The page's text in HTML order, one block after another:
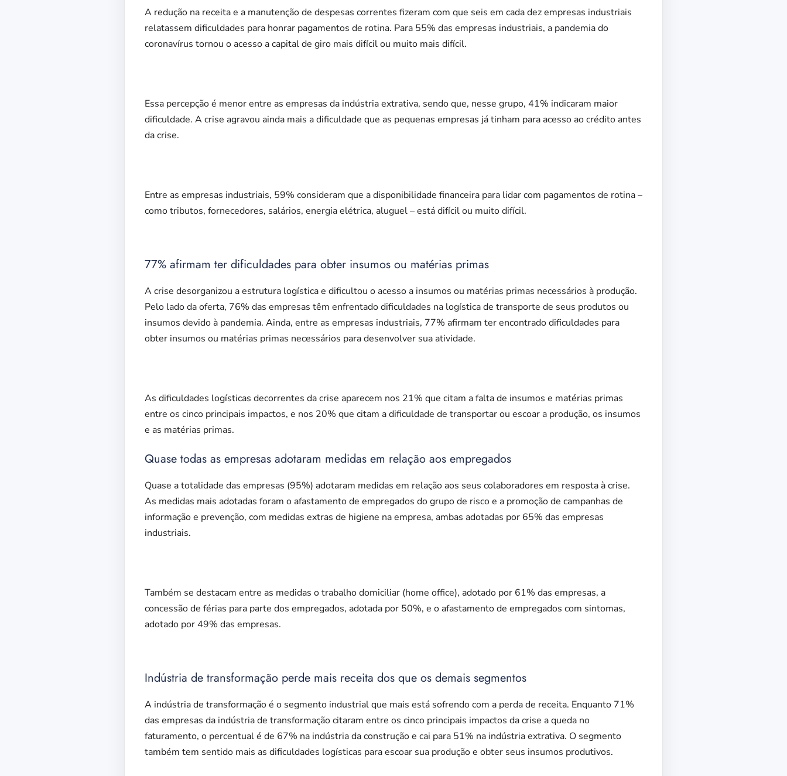
A redução na receita e a manutenção de despesas correntes fizeram com que seis em cada dez empresas industriais
relatassem dificuldades para honrar pagamentos de rotina. Para 55% das empresas industriais, a pandemia do
coronavírus tornou o acesso a capital de giro mais difícil ou muito mais difícil.
Essa percepção é menor entre as empresas da indústria extrativa, sendo que, nesse grupo, 41% indicaram maior
dificuldade. A crise agravou ainda mais a dificuldade que as pequenas empresas já tinham para acesso ao crédito antes
da crise.
Entre as empresas industriais, 59% consideram que a disponibilidade financeira para lidar com pagamentos de rotina –
como tributos, fornecedores, salários, energia elétrica, aluguel – está difícil ou muito difícil.
77% afirmam ter dificuldades para obter insumos ou matérias primas
A crise desorganizou a estrutura logística e dificultou o acesso a insumos ou matérias primas necessários à produção.
Pelo lado da oferta, 76% das empresas têm enfrentado dificuldades na logística de transporte de seus produtos ou
insumos devido à pandemia. Ainda, entre as empresas industriais, 77% afirmam ter encontrado dificuldades para
obter insumos ou matérias primas necessários para desenvolver sua atividade.
As dificuldades logísticas decorrentes da crise aparecem nos 21% que citam a falta de insumos e matérias primas
entre os cinco principais impactos, e nos 20% que citam a dificuldade de transportar ou escoar a produção, os insumos
e as matérias primas.
Quase todas as empresas adotaram medidas em relação aos empregados
Quase a totalidade das empresas (95%) adotaram medidas em relação aos seus colaboradores em resposta à crise.
As medidas mais adotadas foram o afastamento de empregados do grupo de risco e a promoção de campanhas de
informação e prevenção, com medidas extras de higiene na empresa, ambas adotadas por 65% das empresas
industriais.
Também se destacam entre as medidas o trabalho domiciliar (home office), adotado por 61% das empresas, a
concessão de férias para parte dos empregados, adotada por 50%, e o afastamento de empregados com sintomas,
adotado por 49% das empresas.
Indústria de transformação perde mais receita dos que os demais segmentos
A indústria de transformação é o segmento industrial que mais está sofrendo com a perda de receita. Enquanto 71%
das empresas da indústria de transformação citaram entre os cinco principais impactos da crise a queda no
faturamento, o percentual é de 67% na indústria da construção e cai para 51% na indústria extrativa. O segmento
também tem sentido mais as dificuldades logísticas para escoar sua produção e obter seus insumos produtivos.